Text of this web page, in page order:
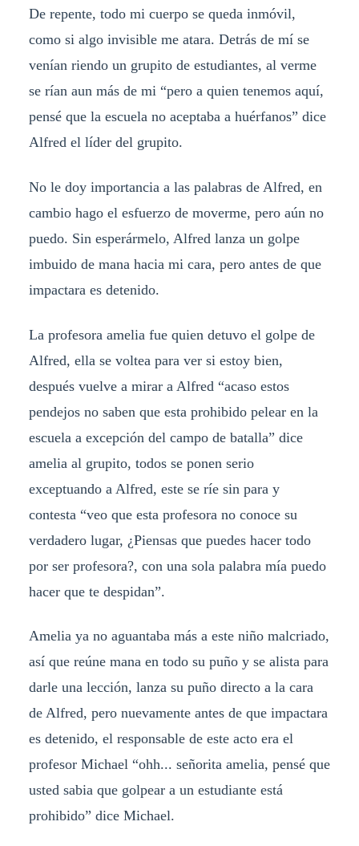
De repente, todo mi cuerpo se queda inmóvil,
como si algo invisible me atara. Detrás de mí se
venían riendo un grupito de estudiantes, al verme
se rían aun más de mi “pero a quien tenemos aquí,
pensé que la escuela no aceptaba a huérfanos” dice
Alfred el líder del grupito.
No le doy importancia a las palabras de Alfred, en
cambio hago el esfuerzo de moverme, pero aún no
puedo. Sin esperármelo, Alfred lanza un golpe
imbuido de mana hacia mi cara, pero antes de que
impactara es detenido.
La profesora amelia fue quien detuvo el golpe de
Alfred, ella se voltea para ver si estoy bien,
después vuelve a mirar a Alfred “acaso estos
pendejos no saben que esta prohibido pelear en la
escuela a excepción del campo de batalla” dice
amelia al grupito, todos se ponen serio
exceptuando a Alfred, este se ríe sin para y
contesta “veo que esta profesora no conoce su
verdadero lugar, ¿Piensas que puedes hacer todo
por ser profesora?, con una sola palabra mía puedo
hacer que te despidan”.
Amelia ya no aguantaba más a este niño malcriado,
así que reúne mana en todo su puño y se alista para
darle una lección, lanza su puño directo a la cara
de Alfred, pero nuevamente antes de que impactara
es detenido, el responsable de este acto era el
profesor Michael “ohh... señorita amelia, pensé que
usted sabia que golpear a un estudiante está
prohibido” dice Michael.